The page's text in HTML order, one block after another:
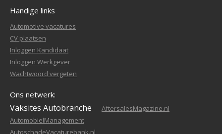
Handige links
Automotive vacatures
CV plaatsen
Inloggen Kandidaat
Inloggen Werkgever
Wachtwoord vergeten
Ons netwerk:
Vaksites Autobranche
AftersalesMagazine.nl
AutomobielManagement
AutoschadeVacaturebank.nl